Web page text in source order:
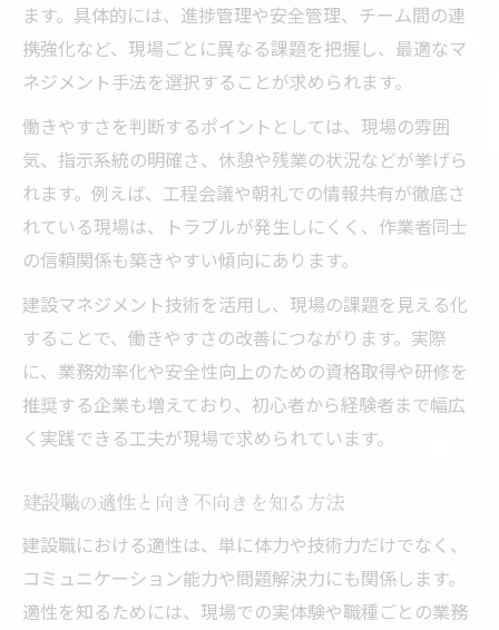
ます。具体的には、進捗管理や安全管理、チーム間の連
携強化など、現場ごとに異なる課題を把握し、最適なマ
ネジメント手法を選択することが求められます。
働きやすさを判断するポイントとしては、現場の雰囲
気、指示系統の明確さ、休憩や残業の状況などが挙げら
れます。例えば、工程会議や朝礼での情報共有が徹底さ
れている現場は、トラブルが発生しにくく、作業者同士
の信頼関係も築きやすい傾向にあります。
建設マネジメント技術を活用し、現場の課題を見える化
することで、働きやすさの改善につながります。実際
に、業務効率化や安全性向上のための資格取得や研修を
推奨する企業も増えており、初心者から経験者まで幅広
く実践できる工夫が現場で求められています。
建設職の適性と向き不向きを知る方法
建設職における適性は、単に体力や技術力だけでなく、
コミュニケーション能力や問題解決力にも関係します。
適性を知るためには、現場での実体験や職種ごとの業務